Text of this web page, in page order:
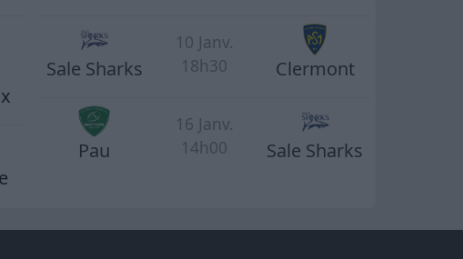
Sale Sharks
10 Janv.
18h30
Clermont
Pau
16 Janv.
14h00
Sale Sharks